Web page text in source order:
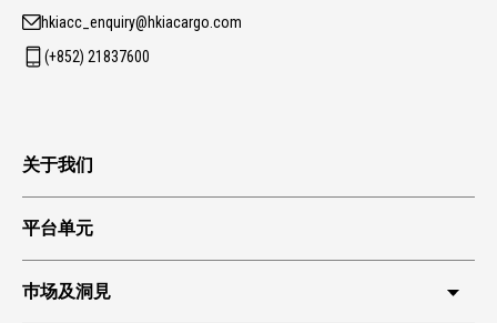
hkiacc_enquiry@hkiacargo.com
(+852) 21837600
关于我们
平台单元
巿场及洞見